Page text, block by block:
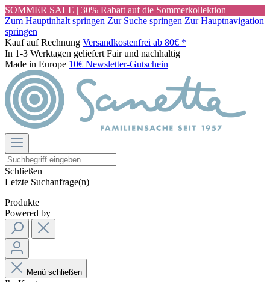
SOMMER SALE | 30% Rabatt auf die Sommerkollektion
Zum Hauptinhalt springen Zur Suche springen Zur Hauptnavigation
springen
Kauf auf Rechnung Versandkostenfrei ab 80€ *
In 1-3 Werktagen geliefert Fair und nachhaltig
Made in Europe 10€ Newsletter-Gutschein
Schließen
Letzte Suchanfrage(n)
Produkte
Powered by
Menü schließen